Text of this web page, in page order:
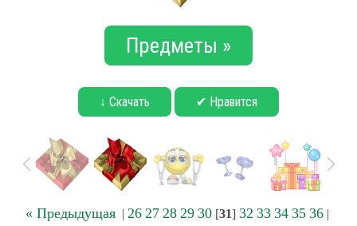
Предметы »
↓ Скачать ✔ Нравится
« Предыдущая| 26 27 28 29 30[31] 32 33 34 35 36|